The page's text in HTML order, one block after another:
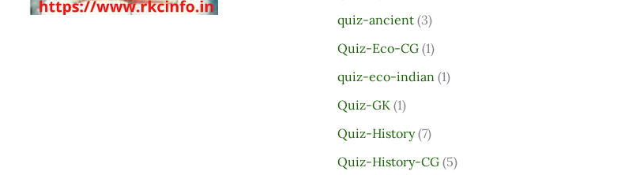
quiz-ancient(3)
Quiz-Eco-CG(1)
quiz-eco-indian (1)
Quiz-GK (1)
Quiz-History(7)
Quiz-History-CG(5)